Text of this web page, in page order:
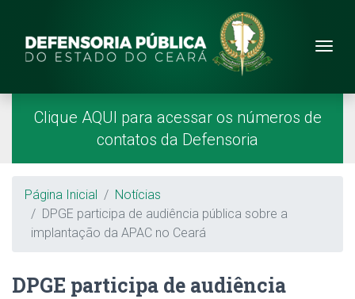
Site da Defensoria
Menu Principal
Página Inicial
Clique AQUI para acessar os números de
contatos da Defensoria
Breadcrumb
Página Inicial
Notícias
DPGE participa de audiência pública sobre a
implantação da APAC no Ceará
DPGE participa de audiência